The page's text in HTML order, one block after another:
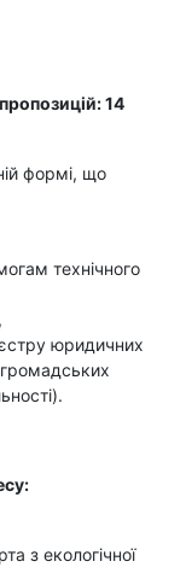
14
формі, що
технічного
юридичних
громадських
з екологічної